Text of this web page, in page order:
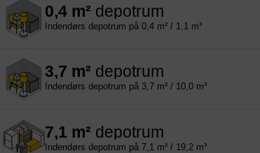
0,4 m² depotrum
Indendørs depotrum på 0,4 m² / 1,1 m³
3,7 m² depotrum
Indendørs depotrum på 3,7 m² / 10,0 m³
7,1 m² depotrum
Indendørs depotrum på 7,1 m² / 19,2 m³